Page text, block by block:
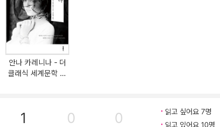
만든다고 했다. 인간은 태어나서 죽을 때까지 욕망과 책임 사이에서
갈등한다. 둘 중에 하나를 선택하고 나서 순간 쾌락에 빠졌다가 파멸
로 치닫곤 한다. 《도리언 그레이의 초상》이 주목받는 이유는 여기에
있다. 초상화를 통해 인생과 영혼, 욕망과 도덕성을 시험하는 한 청년
에게 나약한 인간 존재의 모습이 투영돼 있다. 순간순간 끓어오르는
욕망을 다스리지 못 해 잘못된 선택을 하고 타락의 길로 가는 존재, 청
년처럼 욕망하는 어떤 것을 쟁취하기 위해 죄를 짓고 추악하게 변하
어 영혼까지 내던진 작품 속 청년을 욕하거나 탓할 수 없다. 대한민국
안나 카레니나 - 더
클래식 세계문학 스
1 0 0
읽고 싶어요 7명
읽고 있어요 10명